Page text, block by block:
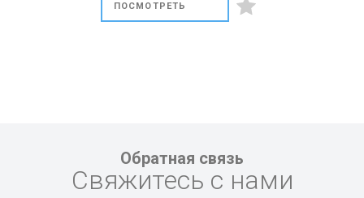
ПОСМОТРЕТЬ
Обратная связь
Свяжитесь с нами